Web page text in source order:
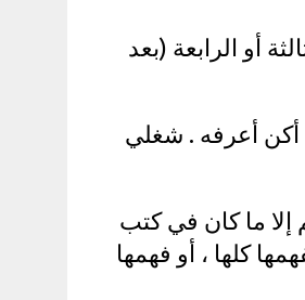
أو الرابعة (بعد
أكن أعرفه . شغلي
إلا ما كان في كتب
كلها ، أو فهمها